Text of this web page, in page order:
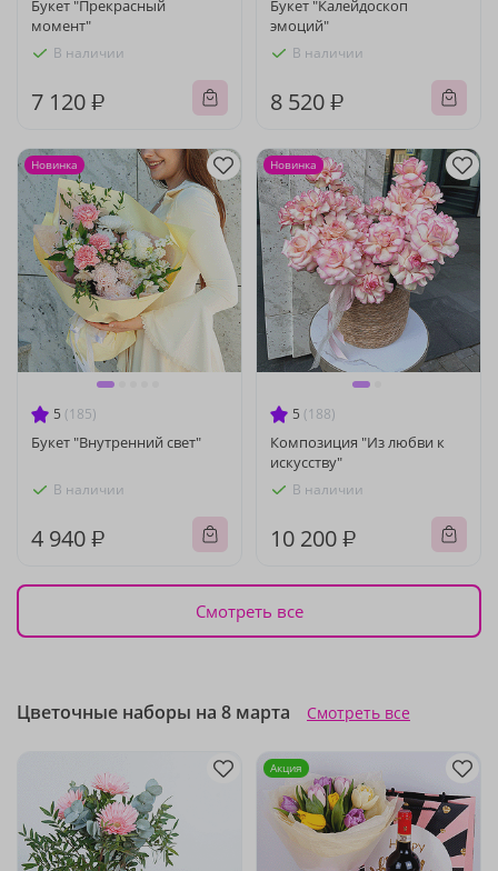
Букет "Прекрасный
момент"
В наличии
7 120 ₽
Букет "Калейдоскоп
эмоций"
В наличии
8 520 ₽
5 (185)
Букет "Внутренний свет"
В наличии
4 940 ₽
Новинка
5 (188)
Композиция "Из любви к
искусству"
В наличии
10 200 ₽
Новинка
Смотреть все
Цветочные наборы на 8 марта Смотреть все
Акция